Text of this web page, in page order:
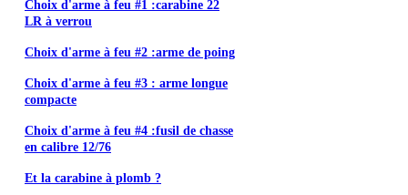
Choix d'arme à feu #1 :carabine 22
LR à verrou
Choix d'arme à feu #2 :arme de poing
Choix d'arme à feu #3 : arme longue
compacte
Choix d'arme à feu #4 :fusil de chasse
en calibre 12/76
Et la carabine à plomb ?